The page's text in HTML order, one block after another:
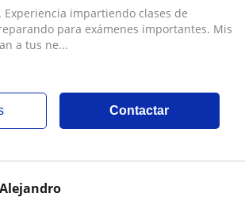
Experiencia impartiendo clases de
para exámenes importantes. Mis
a tus ne...
Contactar
Alejandro